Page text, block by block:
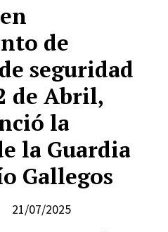
de
seguridad
de Abril,
la
la Guardia
Gallegos
21/07/2025